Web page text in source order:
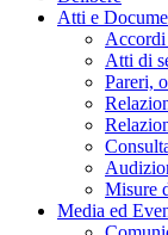
Atti e
Accordi
Atti di
Pareri,
Misure
Media ed